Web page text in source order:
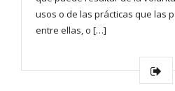
usos o de las prácticas que las
entre ellas, o […]